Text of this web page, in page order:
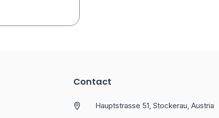
Contact
Hauptstrasse 51, Stockerau, Austria